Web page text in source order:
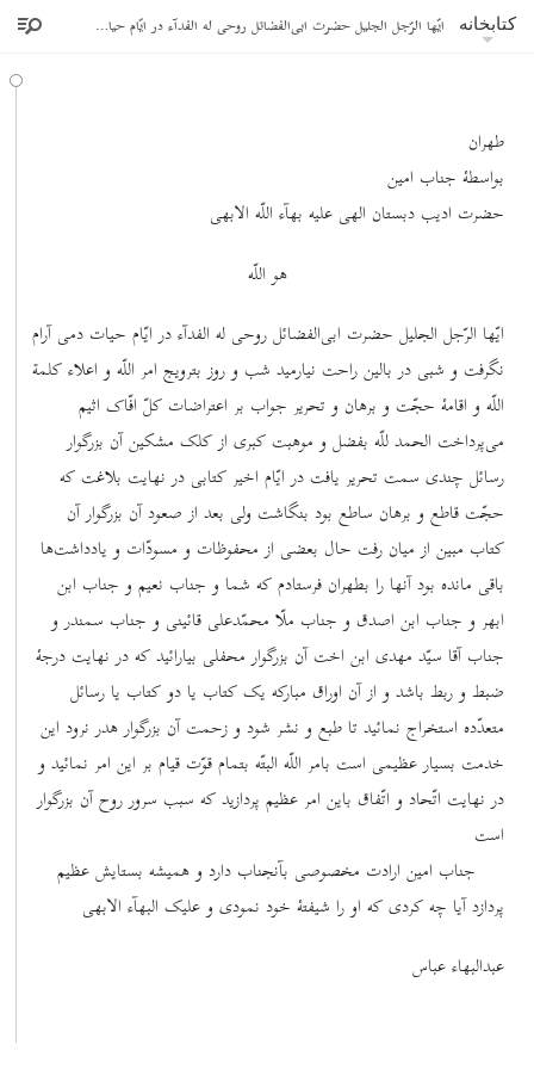
کتابخانه ایّها الرّجل الجلیل حضرت ابی‌الفضائل روحی له الفدآء در ایّام حیات دمی آرام نگرفت
طهران
بواسطۀ جناب امین
حضرت ادیب دبستان الهی علیه بهآء اللّه الابهی
هو اللّه
ایّها الرّجل الجلیل حضرت ابی‌الفضائل روحی له الفدآء در ایّام حیات دمی آرام
نگرفت و شبی در بالین راحت نیارمید شب و روز بترویج امر اللّه و اعلاء کلمة
اللّه و اقامۀ حجّت و برهان و تحریر جواب بر اعتراضات کلّ افّاک اثیم
می‌پرداخت الحمد للّه بفضل و موهبت کبری از کلک مشکین آن بزرگوار
رسائل چندی سمت تحریر یافت در ایّام اخیر کتابی در نهایت بلاغت که
حجّت قاطع و برهان ساطع بود بنگاشت ولی بعد از صعود آن بزرگوار آن
کتاب مبین از میان رفت حال بعضی از محفوظات و مسودّات و یادداشت‌ها
باقی مانده بود آنها را بطهران فرستادم که شما و جناب نعیم و جناب ابن
ابهر و جناب ابن اصدق و جناب ملّا محمّدعلی قائینی و جناب سمندر و
جناب آقا سیّد مهدی ابن اخت آن بزرگوار محفلی بیارائید که در نهایت درجۀ
ضبط و ربط باشد و از آن اوراق مبارکه یک کتاب یا دو کتاب یا رسائل
متعدّده استخراج نمائید تا طبع و نشر شود و زحمت آن بزرگوار هدر نرود این
خدمت بسیار عظیمی است بامر اللّه البتّه بتمام قوّت قیام بر این امر نمائید و
در نهایت اتّحاد و اتّفاق باین امر عظیم پردازید که سبب سرور روح آن بزرگوار
است
جناب امین ارادت مخصوصی بآنجناب دارد و همیشه بستایش عظیم
پردازد آیا چه کردی که او را شیفتۀ خود نمودی و علیک البهآء الابهی
عبدالبهاء عباس